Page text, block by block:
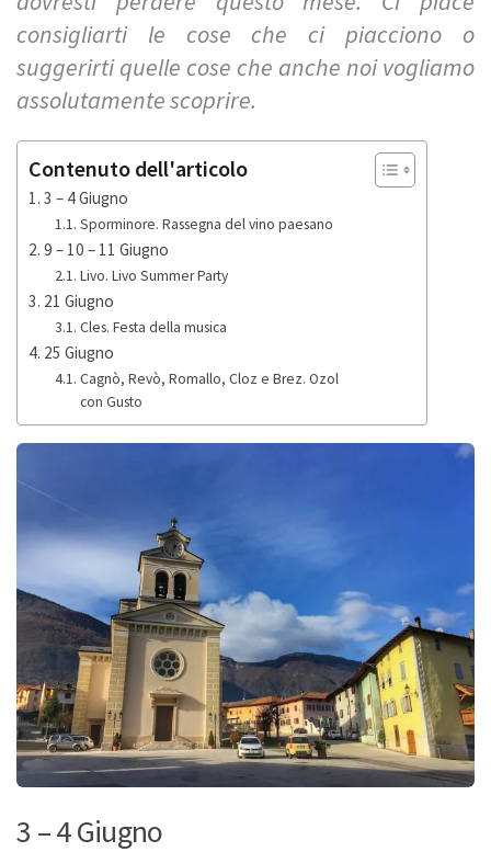
consigliarti le cose che ci piacciono o
suggerirti quelle cose che anche noi vogliamo
assolutamente scoprire.
Contenuto dell'articolo
3 – 4 Giugno
Sporminore. Rassegna del vino paesano
9 – 10 – 11 Giugno
Livo. Livo Summer Party
21 Giugno
Cles. Festa della musica
25 Giugno
Cagnò, Revò, Romallo, Cloz e Brez. Ozol
con Gusto
3 – 4 Giugno